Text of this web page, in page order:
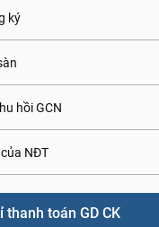
ký
hồi GCN
NĐT
thanh toán GD CK